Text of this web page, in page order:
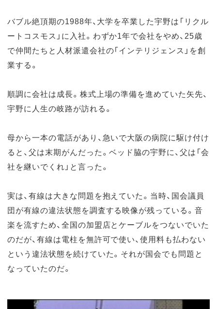
バブル絶頂期の1988年、大学を卒業した宇野は「リクル
ートコスモス」に入社。わずか1年で会社をやめ、25歳
で仲間たちと人材派遣会社の「インテリジェンス」を創
業する。
順調に会社は成長。株式上場の準備を進めていた矢先、
宇野に人生の岐路が訪れる。
母から一本の電話があり、急いで大阪の病院に駆け付け
ると、父は末期がんだった。ベッド脇の宇野に、父は「会
社を継いでくれ」と言った。
実は、有線は大きな問題を抱えていた。当時、国会議員
団が有線の違法状態を調査する映像が残っている。音
楽を流すため、全国の加盟店とケーブルをつないでいた
のだが、有線は電柱を無許可で使い、使用料も払わない
という違法状態を続けていた。それが国会でも問題と
なっていたのだ。